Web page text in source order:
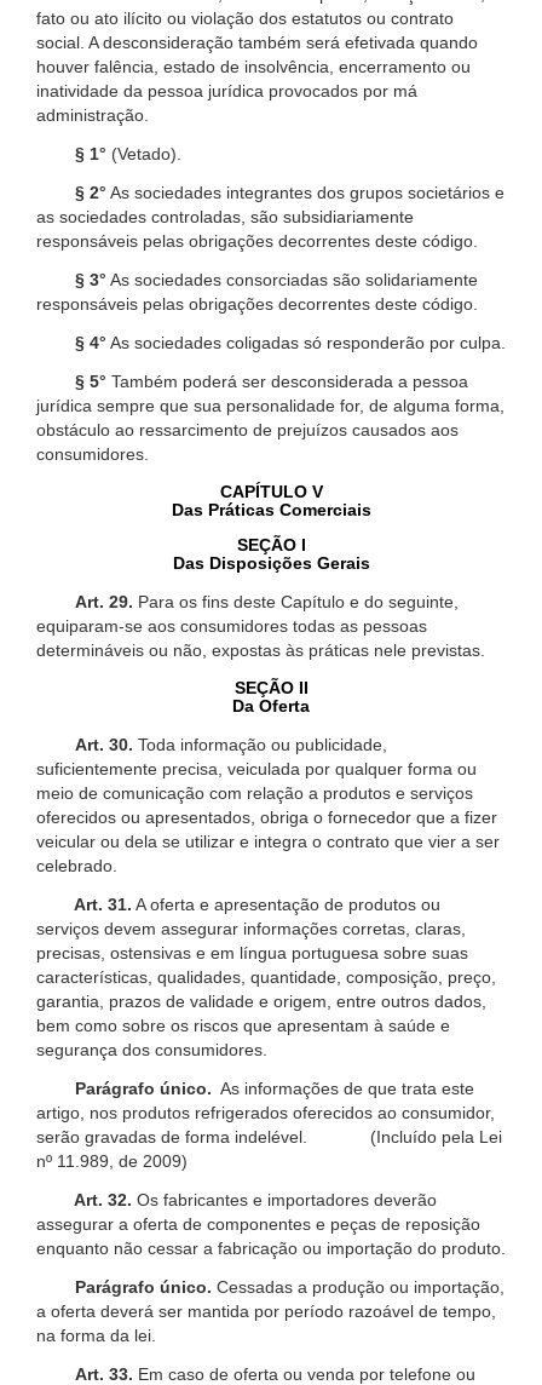
fato ou ato ilícito ou violação dos estatutos ou contrato
social. A desconsideração também será efetivada quando
houver falência, estado de insolvência, encerramento ou
inatividade da pessoa jurídica provocados por má
administração.
§ 1° (Vetado).
§ 2° As sociedades integrantes dos grupos societários e
as sociedades controladas, são subsidiariamente
responsáveis pelas obrigações decorrentes deste código.
§ 3° As sociedades consorciadas são solidariamente
responsáveis pelas obrigações decorrentes deste código.
§ 4° As sociedades coligadas só responderão por culpa.
§ 5° Também poderá ser desconsiderada a pessoa
jurídica sempre que sua personalidade for, de alguma forma,
obstáculo ao ressarcimento de prejuízos causados aos
consumidores.
CAPÍTULO V
Das Práticas Comerciais
SEÇÃO I
Das Disposições Gerais
Art. 29. Para os fins deste Capítulo e do seguinte,
equiparam-se aos consumidores todas as pessoas
determináveis ou não, expostas às práticas nele previstas.
SEÇÃO II
Da Oferta
Art. 30. Toda informação ou publicidade,
suficientemente precisa, veiculada por qualquer forma ou
meio de comunicação com relação a produtos e serviços
oferecidos ou apresentados, obriga o fornecedor que a fizer
veicular ou dela se utilizar e integra o contrato que vier a ser
celebrado.
Art. 31. A oferta e apresentação de produtos ou
serviços devem assegurar informações corretas, claras,
precisas, ostensivas e em língua portuguesa sobre suas
características, qualidades, quantidade, composição, preço,
garantia, prazos de validade e origem, entre outros dados,
bem como sobre os riscos que apresentam à saúde e
segurança dos consumidores.
Parágrafo único. As informações de que trata este
artigo, nos produtos refrigerados oferecidos ao consumidor,
serão gravadas de forma indelével. (Incluído pela Lei
nº 11.989, de 2009)
Art. 32. Os fabricantes e importadores deverão
assegurar a oferta de componentes e peças de reposição
enquanto não cessar a fabricação ou importação do produto.
Parágrafo único. Cessadas a produção ou importação,
a oferta deverá ser mantida por período razoável de tempo,
na forma da lei.
Art. 33. Em caso de oferta ou venda por telefone ou